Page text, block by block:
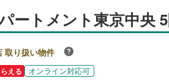
ートメント東京中央
取り扱い物件
える オンライン対応可